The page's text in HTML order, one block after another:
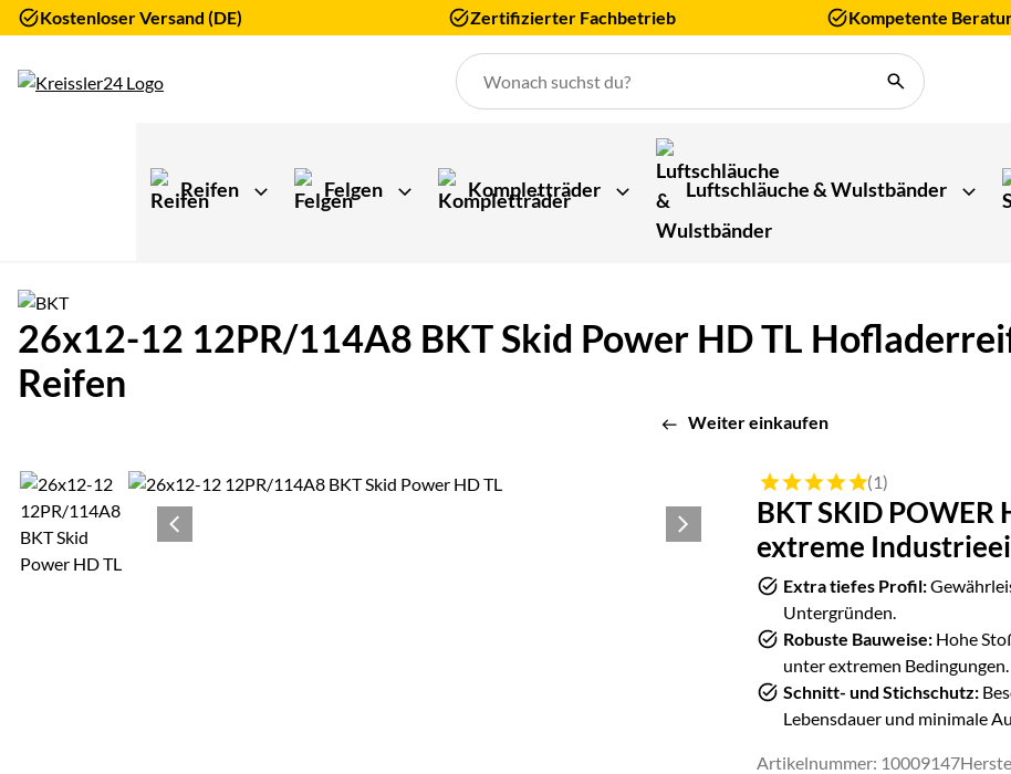
Kostenloser Versand (DE) Zertifizierter Fachbetrieb Kompetente
Reifen Felgen Kompletträder Luftschläuche & Wulstbänder
26x12-12 12PR/114A8 BKT Skid Power HD TL
Reifen
Weiter einkaufen
Produktgalerie
Zur Kaufbox springen
Bewertung: 5 von 5 (1
(1)
BKT SKID
extreme
Extra tiefes Profil:
Untergründen.
Robuste Bauweise: Hohe
unter extremen Bedingungen.
Schnitt- und Stichschutz:
Lebensdauer und minimale
Artikelnummer: 10009147